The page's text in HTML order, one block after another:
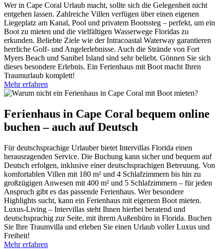
Wer in Cape Coral Urlaub macht, sollte sich die Gelegenheit nicht
entgehen lassen. Zahlreiche Villen verfügen über einen eigenen
Liegeplatz am Kanal, Pool und privatem Bootssteg – perfekt, um ein
Boot zu mieten und die vielfältigen Wasserwege Floridas zu
erkunden. Beliebte Ziele wie der Intracoastal Waterway garantieren
herrliche Golf- und Angelerlebnisse. Auch die Strände von Fort
Myers Beach und Sanibel Island sind sehr beliebt. Gönnen Sie sich
dieses besondere Erlebnis. Ein Ferienhaus mit Boot macht Ihren
Traumurlaub komplett!
Mehr erfahren
Ferienhaus in Cape Coral bequem online
buchen – auch auf Deutsch
Für deutschsprachige Urlauber bietet Intervillas Florida einen
herausragenden Service. Die Buchung kann sicher und bequem auf
Deutsch erfolgen, inklusive einer deutschsprachigen Betreuung. Von
komfortablen Villen mit 180 m² und 4 Schlafzimmern bis hin zu
großzügigen Anwesen mit 400 m² und 5 Schlafzimmern – für jeden
Anspruch gibt es das passende Ferienhaus. Wer besondere
Highlights sucht, kann ein Ferienhaus mit eigenem Boot mieten.
Luxus-Living – Intervillas steht Ihnen hierbei beratend und
deutschsprachig zur Seite, mit ihrem Außenbüro in Florida. Buchen
Sie Ihre Traumvilla und erleben Sie einen Urlaub voller Luxus und
Freiheit!
Mehr erfahren